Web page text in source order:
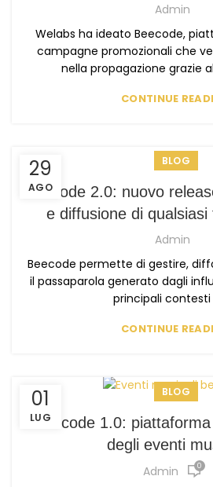
Admin
Welabs ha ideato Beecode,
campagne promozionali che
nella propagazione grazie
CONTINUE
29
AGO
BLOG
Beecode 2.0: nuovo
e diffusione di
Admin
Beecode permette di gestire,
il passaparola generato dagli
principali contesti
CONTINUE
01
LUG
BLOG
Beecode 1.0:
degli eventi
Admin 0